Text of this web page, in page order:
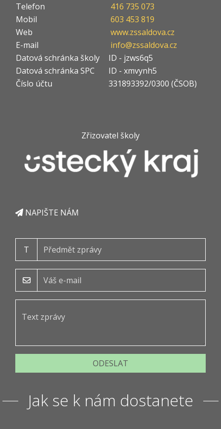
Telefon
416 735 073
Mobil
603 453 819
Web
www.zssaldova.cz
E-mail
info@zssaldova.cz
Datová schránka školy
ID - jzws6q5
Datová schránka SPC
ID - xmvynh5
Číslo účtu
331893392/0300 (ČSOB)
Zřizovatel školy
NAPIŠTE NÁM
T
ODESLAT
Jak se k nám dostanete